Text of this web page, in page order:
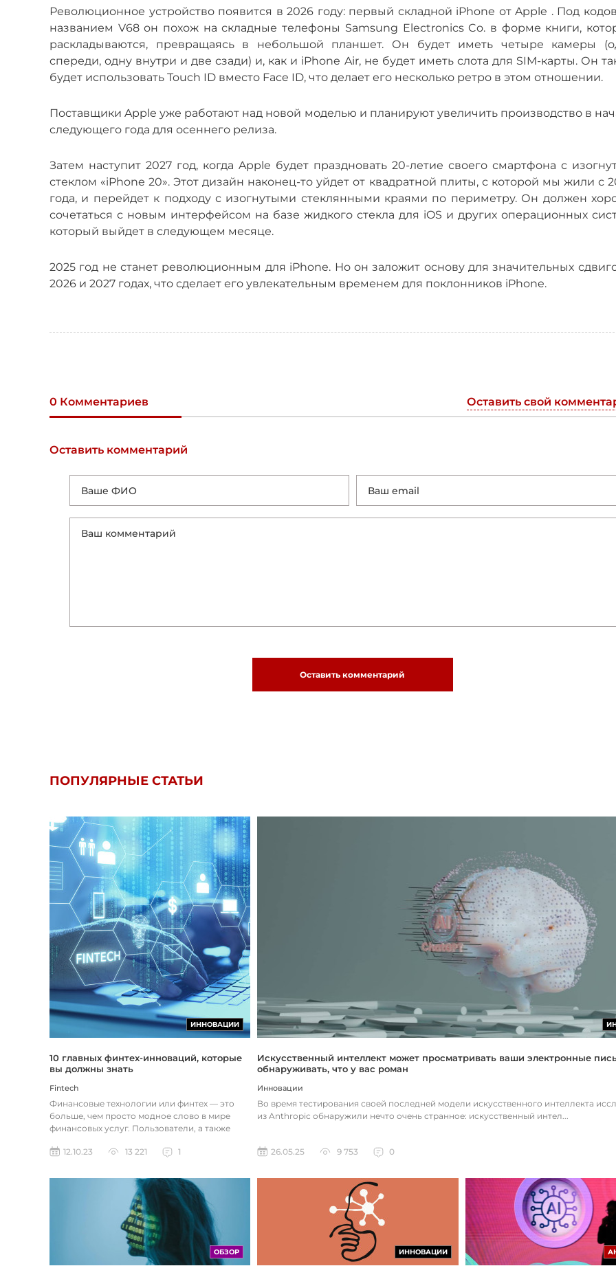
Революционное устройство появится в 2026 году: первый складной iPhone от Apple . Под
названием V68 он похож на складные телефоны Samsung Electronics Co. в форме книги,
раскладываются, превращаясь в небольшой планшет. Он будет иметь четыре камеры
спереди, одну внутри и две сзади) и, как и iPhone Air, не будет иметь слота для SIM-карты. Он
будет использовать Touch ID вместо Face ID, что делает его несколько ретро в этом отношении.
Поставщики Apple уже работают над новой моделью и планируют увеличить производство в
следующего года для осеннего релиза.
Затем наступит 2027 год, когда Apple будет праздновать 20-летие своего смартфона с
стеклом «iPhone 20». Этот дизайн наконец-то уйдет от квадратной плиты, с которой мы жили с
года, и перейдет к подходу с изогнутыми стеклянными краями по периметру. Он должен
сочетаться с новым интерфейсом на базе жидкого стекла для iOS и других операционных
который выйдет в следующем месяце.
2025 год не станет революционным для iPhone. Но он заложит основу для значительных
2026 и 2027 годах, что сделает его увлекательным временем для поклонников iPhone.
0 Комментариев Оставить свой
Оставить комментарий
Оставить комментарий
ПОПУЛЯРНЫЕ СТАТЬИ
ИННОВАЦИИ
10 главных финтех-инноваций, которые
вы должны знать
Fintech
Финансовые технологии или финтех — это
больше, чем просто модное слово в мире
финансовых услуг. Пользователи, а также
12.10.23
13 221 1
Искусственный интеллект может просматривать ваши электронные
обнаруживать, что у вас роман
Инновации
Во время тестирования своей последней модели искусственного интеллекта
из Anthropic обнаружили нечто очень странное: искусственный интел...
26.05.25 9 753 0
ОБЗОР ИННОВАЦИИ